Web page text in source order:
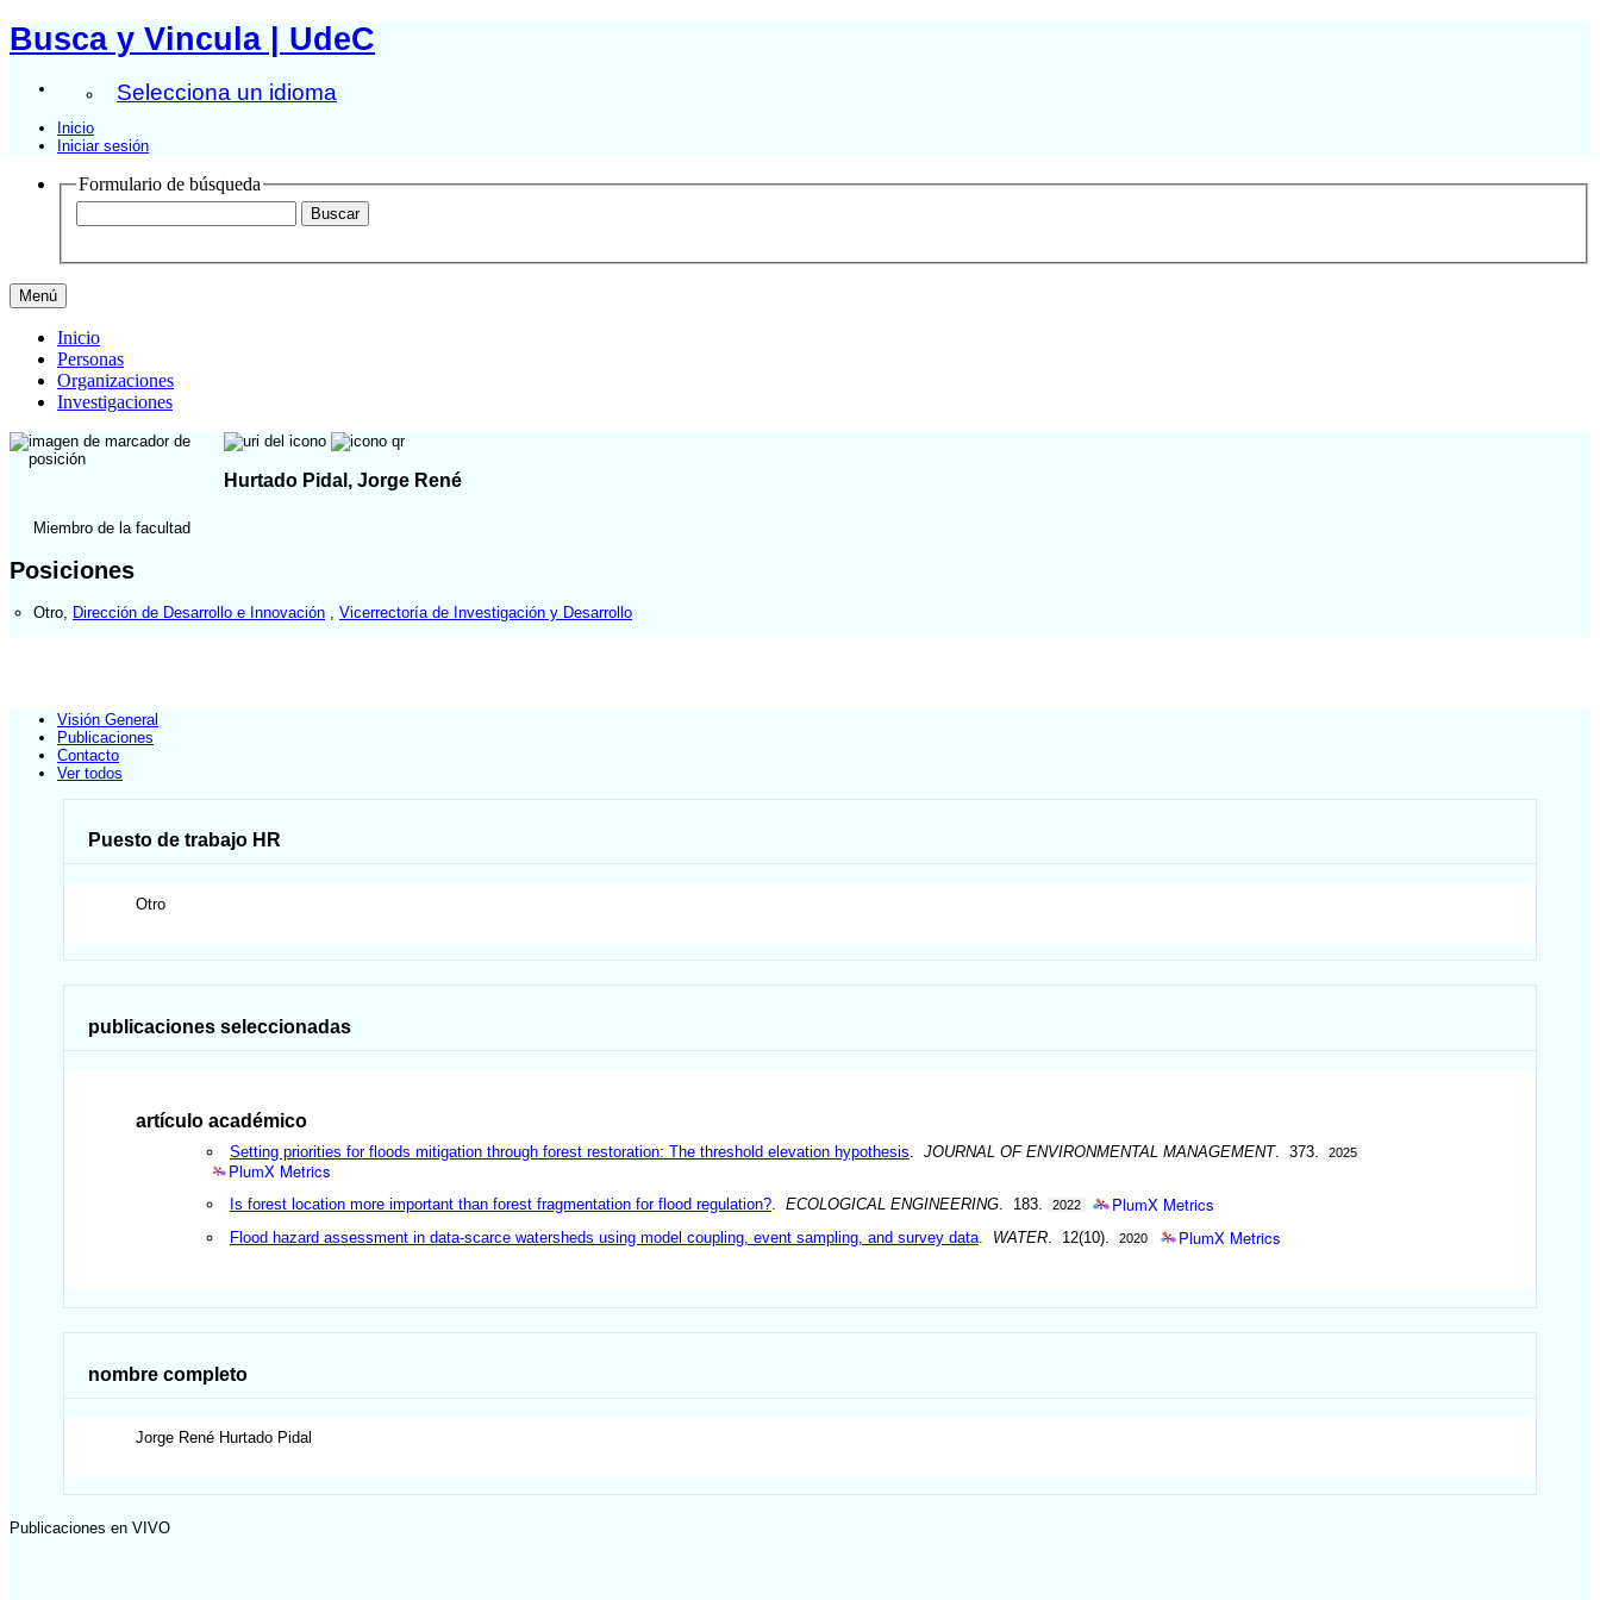
Busca y Vincula | UdeC
Selecciona un idioma
Inicio
Iniciar sesión
Formulario de búsqueda
Menú
Inicio
Personas
Organizaciones
Investigaciones
Hurtado Pidal, Jorge René
Miembro de la facultad
Posiciones
Otro Dirección de Desarrollo e Innovación Vicerrectoría de Investigación y Desarrollo
Visión General
Publicaciones
Contacto
Ver todos
Puesto de trabajo HR
Otro
publicaciones seleccionadas
artículo académico
Setting priorities for floods mitigation through forest restoration: The threshold elevation hypothesis JOURNAL OF ENVIRONMENTAL MANAGEMENT. 373. 2025
PlumX Metrics
Is forest location more important than forest fragmentation for flood regulation?. ECOLOGICAL ENGINEERING. 183. 2022 PlumX Metrics
Flood hazard assessment in data-scarce watersheds using model coupling, event sampling, and survey data. WATER. 12(10). 2020 PlumX Metrics
nombre completo
Jorge René Hurtado Pidal
Publicaciones en VIVO